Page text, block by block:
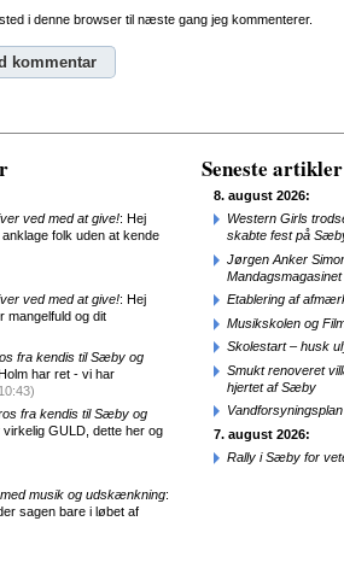
i denne browser til næste gang jeg kommenterer.
ved med at give!: Hej
folk uden at kende
ved med at give!: Hej
mangelfuld og dit
fra kendis til Sæby og
har ret - vi har
fra kendis til Sæby og
virkelig GULD, dette her og
musik og udskænkning:
sagen bare i løbet af
Seneste artikler
8. august 2026:
Western Girls
skabte fest på
Jørgen Anker
Mandagsmagasinet
Etablering af
Musikskolen og
Skolestart – husk
Smukt renoveret
hjertet af Sæby
7. august 2026:
Rally i Sæby for